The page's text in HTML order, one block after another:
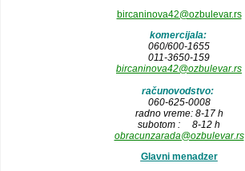
bircaninova42@ozbulevar.rs
komercijala:
060/600-1655
011-3650-159
bircaninova42@ozbulevar.rs
računovodstvo:
060-625-0008
radno vreme: 8-17 h
subotom : 8-12 h
obracunzarada@ozbulevar.rs
Glavni menadzer